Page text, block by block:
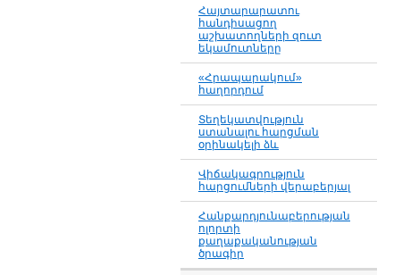
Հայտարարատու
հանդիսացող
աշխատողների զուտ
եկամուտները
«Հրապարակում»
հաղորդում
Տեղեկատվություն
ստանալու հարցման
օրինակելի ձև
Վիճակագրություն
հարցումների վերաբերյալ
Հանքարդյունաբերության
ոլորտի
քաղաքականության
ծրագիր